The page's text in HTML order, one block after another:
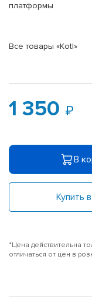
платформы
Все товары «Kotl»
1 350
В
Купить
*Цена действительна
отличаться от цен в